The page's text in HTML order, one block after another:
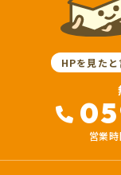
HPを見た
営業